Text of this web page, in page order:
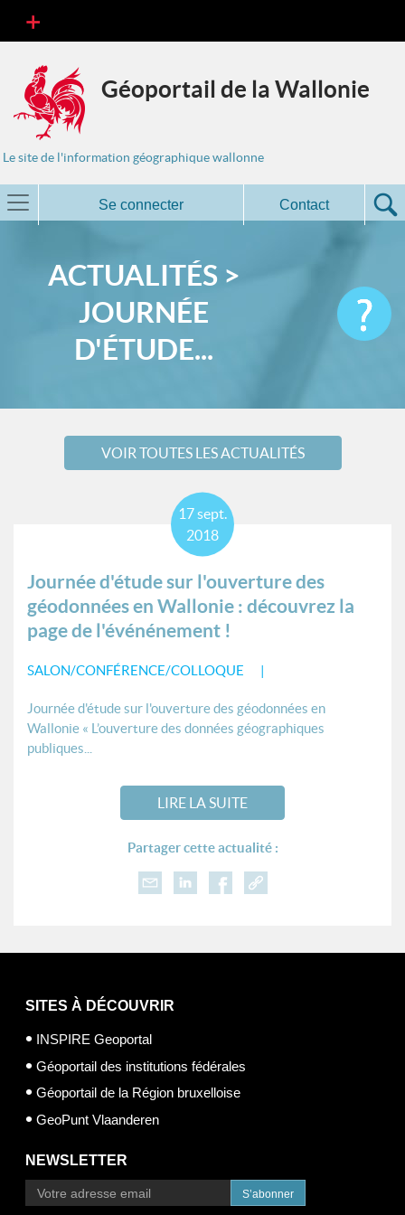
Géoportail de la Wallonie
Le site de l'information géographique wallonne
Se connecter Contact
ACTUALITÉS >
JOURNÉE
D'ÉTUDE...
VOIR TOUTES LES ACTUALITÉS
Journée d'étude sur l'ouverture des
géodonnées en Wallonie : découvrez la
page de l'événénement !
SALON/CONFÉRENCE/COLLOQUE
17sept.
2018
Journée d'étude sur l'ouverture des géodonnées en
Wallonie « L’ouverture des données géographiques
publiques...
LIRE LA SUITE
Partager cette actualité :
SITES À DÉCOUVRIR
INSPIRE Geoportal
Géoportail des institutions fédérales
Géoportail de la Région bruxelloise
GeoPunt Vlaanderen
NEWSLETTER
S’abonner